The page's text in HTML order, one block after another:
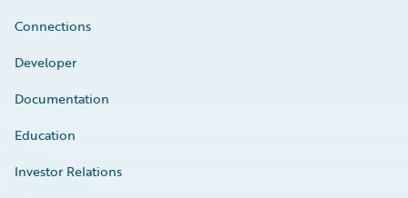
Connections
Developer
Documentation
Education
Investor Relations